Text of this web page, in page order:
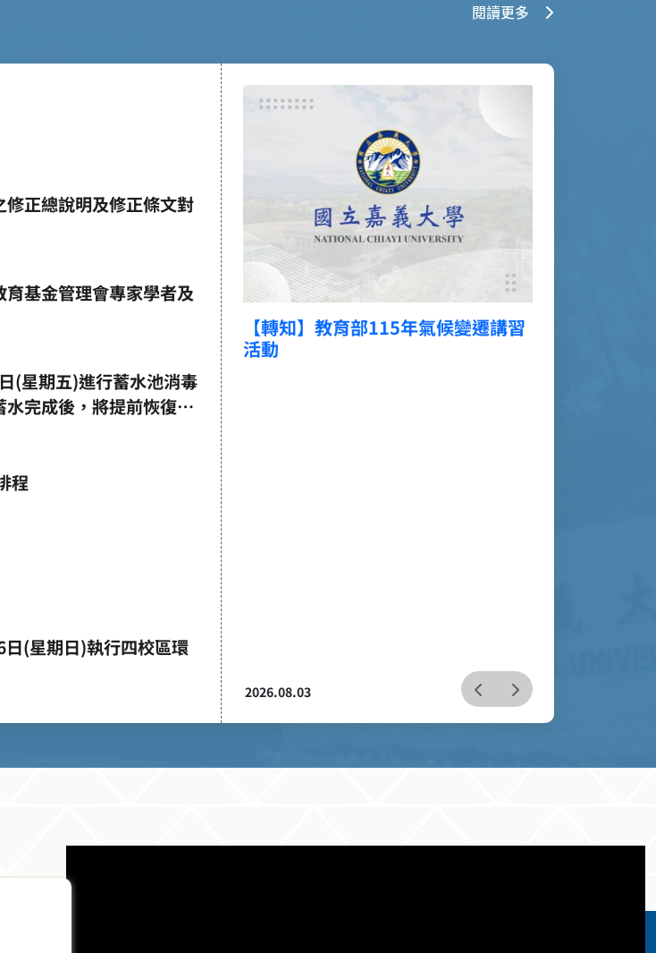
閱讀更多
修正總說明及修正條文對
育基金管理會專家學者及
(星期五)進行蓄水池消毒
完成後，將提前恢復供
程
日(星期日)執行四校區環
【轉知】教育部115年氣候變遷講習
【轉知】環境部公告修正「廢
2026.07.28
環境保護
鐵鋁罐歷險記：鐵鋁罐回收後去哪